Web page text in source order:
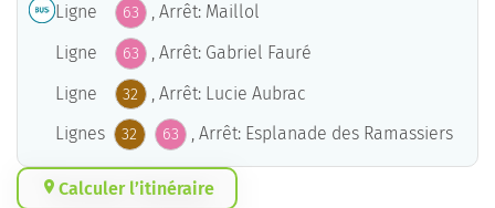
Ligne 63
, Arrêt: Maillol
Ligne
63
, Arrêt: Gabriel Fauré
Ligne
32
, Arrêt: Lucie Aubrac
Lignes
32 63 , Arrêt: Esplanade des Ramassiers
Calculer l’itinéraire